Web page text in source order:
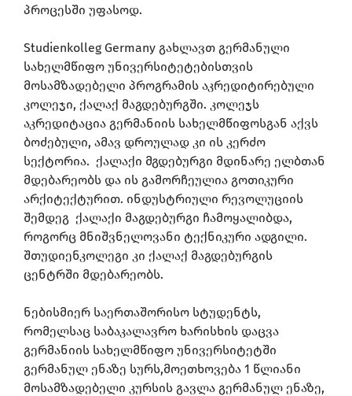
პროცესში უფასოდ.
Studienkolleg Germany გახლავთ გერმანული
სახელმწიფო უნივერსიტეტებისთვის
მოსამზადებელი პროგრამის აკრედიტირებული
კოლეჯი, ქალაქ მაგდებურგში. კოლეჯს
აკრედიტაცია გერმანიის სახელმწიფოსგან აქვს
ბოძებული, ამავ დროულად კი ის კერძო
სექტორია. ქალაქი მგდებურგი მდინარე ელბთან
მდებარეობს და ის გამორჩეულია გოთიკური
არქიტექტურით. ინდუსტრიული რევოლუციის
შემდეგ ქალაქი მაგდებურგი ჩამოყალიბდა,
როგორც მნიშვნელოვანი ტექნიკური ადგილი.
შთუდიენკოლეგი კი ქალაქ მაგდებურგის
ცენტრში მდებარეობს.
ნებისმიერ საერთაშორისო სტუდენტს,
რომელსაც საბაკალავრო ხარისხის დაცვა
გერმანიის სახელმწიფო უნივერსიტეტში
გერმანულ ენაზე სურს,მოეთხოვება 1 წლიანი
მოსამზადებელი კურსის გავლა გერმანულ ენაზე,